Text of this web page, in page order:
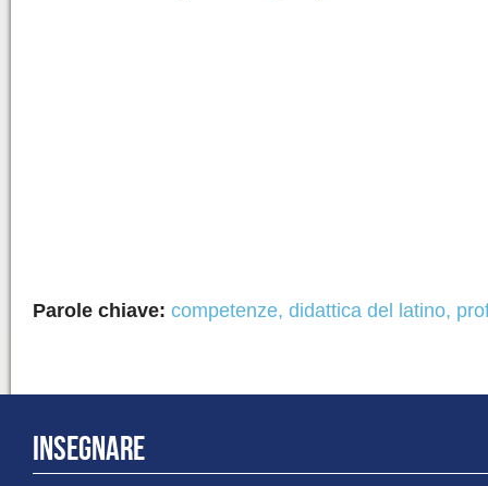
Parole chiave: competenze, didattica del latino,
INSEGNARE